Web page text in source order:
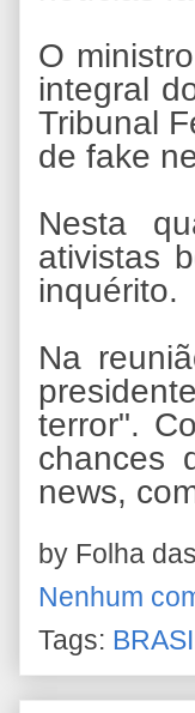
O
integral
Tribunal
de fake
Nesta
ativistas
inquérito.
Na
terror".
chances
news,
by Folha
Nenhum
Tags: